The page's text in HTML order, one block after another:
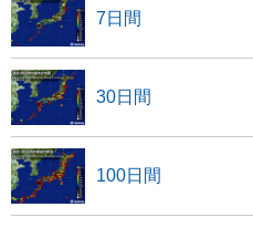
7日間
30日間
100日間